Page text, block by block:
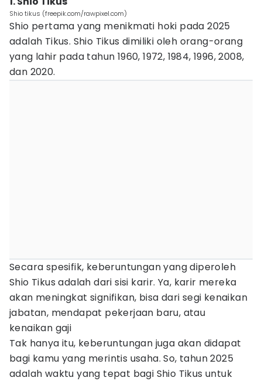
Shio tikus (freepik.com/rawpixel.com)
Shio pertama yang menikmati hoki pada 2025
adalah Tikus. Shio Tikus dimiliki oleh orang-orang
yang lahir pada tahun 1960, 1972, 1984, 1996, 2008,
dan 2020.
Secara spesifik, keberuntungan yang diperoleh
Shio Tikus adalah dari sisi karir. Ya, karir mereka
akan meningkat signifikan, bisa dari segi kenaikan
jabatan, mendapat pekerjaan baru, atau
kenaikan gaji
Tak hanya itu, keberuntungan juga akan didapat
bagi kamu yang merintis usaha. So, tahun 2025
adalah waktu yang tepat bagi Shio Tikus untuk